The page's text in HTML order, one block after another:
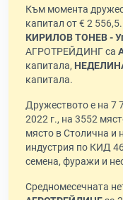
Към момента
капитал от € 2
КИРИЛОВ ТОНЕВ -
АГРОТРЕЙДИНГ са
капитала,
капитала.
Дружеството е на 7
2022 г., на 3552
място в Столична и
индустрия по КИД
семена, фуражи и
Средномесечната